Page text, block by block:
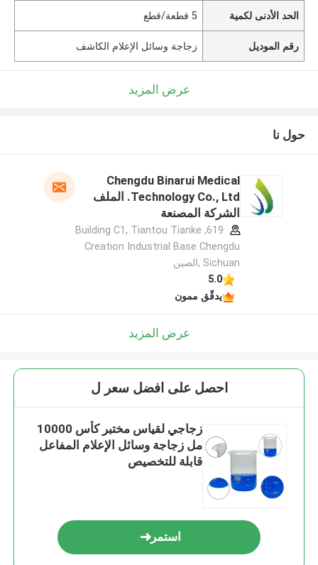
الحد الأدنى لكمية 5 قطعة/قطع
رقم الموديل زجاجة وسائل الإعلام الكاشف
عرض المزيد
حول نا
Chengdu Binarui Medical
Technology Co., Ltd. الملف
الشركة المصنعة
619, Building C1, Tiantou Tianke
Creation Industrial Base Chengdu
Sichuan ,الصين
5.0
يدقّق ممون
عرض المزيد
احصل على افضل سعر ل
زجاجي لقياس مختبر كأس 10000
مل زجاجة وسائل الإعلام المفاعل
قابلة للتخصيص
استمر